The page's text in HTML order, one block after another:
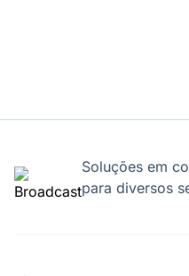
Soluções em
para diversos